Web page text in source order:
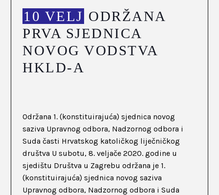
10 VELJ ODRŽANA
PRVA SJEDNICA
NOVOG VODSTVA
HKLD-A
Održana 1. (konstituirajuća) sjednica novog
saziva Upravnog odbora, Nadzornog odbora i
Suda časti Hrvatskog katoličkog liječničkog
društva U subotu, 8. veljače 2020. godine u
sjedištu Društva u Zagrebu održana je 1.
(konstituirajuća) sjednica novog saziva
Upravnog odbora, Nadzornog odbora i Suda